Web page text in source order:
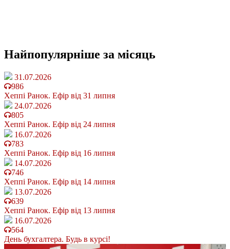
Найпопулярніше за місяць
31.07.2026
986
Хеппі Ранок. Ефір від 31 липня
24.07.2026
805
Хеппі Ранок. Ефір від 24 липня
16.07.2026
783
Хеппі Ранок. Ефір від 16 липня
14.07.2026
746
Хеппі Ранок. Ефір від 14 липня
13.07.2026
639
Хеппі Ранок. Ефір від 13 липня
16.07.2026
564
День бухгалтера. Будь в курсі!